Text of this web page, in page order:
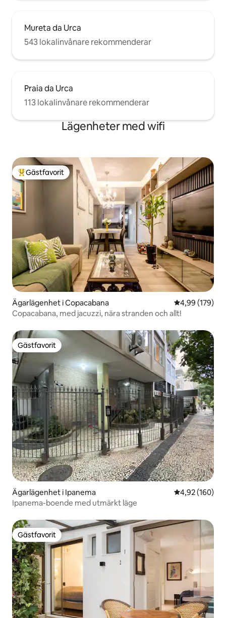
Mureta da Urca
543 lokalinvånare rekommenderar
Praia da Urca
113 lokalinvånare rekommenderar
Lägenheter med wifi
Populär gästfavorit
Gästfavorit
Ägarlägenhet i Copacabana 4,99 av 5 i
4,99 (179)
Copacabana, med jacuzzi, nära stranden och allt!
Gästfavorit
Gästfavorit
Ägarlägenhet i Ipanema 4,92 av 5 i
4,92 (160)
Ipanema-boende med utmärkt läge
Gästfavorit
Gästfavorit